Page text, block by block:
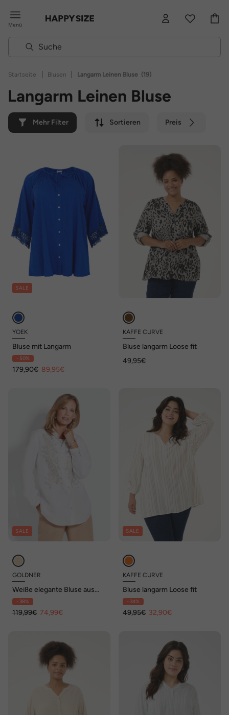
Menü
Startseite | Blusen | Langarm Leinen Bluse (19)
Langarm Leinen Bluse
Mehr Filter Sortieren Preis
SALE
YOEK
Bluse mit Langarm
- 50%
179,90€ 89,95€
KAFFE CURVE
Bluse langarm Loose fit
49,95€
SALE
GOLDNER
Weiße elegante Bluse aus
Leinen
- 38%
119,99€ 74,99€
SALE
KAFFE CURVE
Bluse langarm Loose fit
- 34%
49,95€ 32,90€